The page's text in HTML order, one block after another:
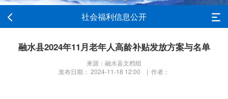
社会福利信息公开
融水县2024年11月老年人高龄补贴发放方案与名单
来源：融水县文档组
发布日期： 2024-11-18 12:00 | 作者：